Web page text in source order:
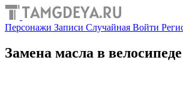
Персонажи Записи Случайная Войти
Замена масла в велосипеде